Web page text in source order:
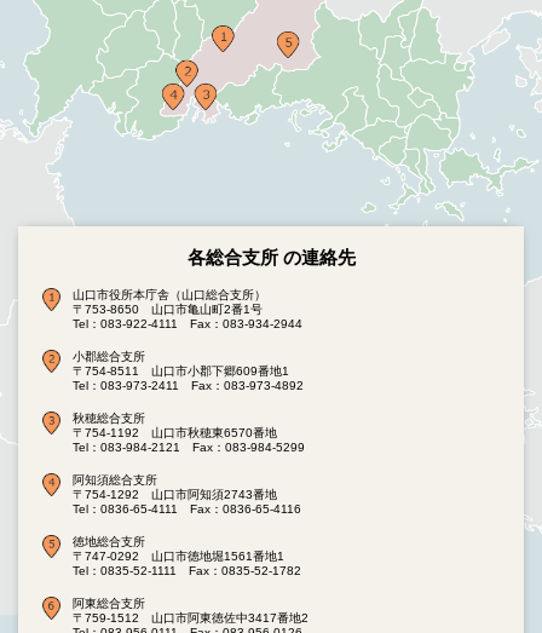
各総合支所 の連絡先
山口市役所本庁舎（山口総合支所）
〒753-8650 山口市亀山町2番1号
Tel：083-922-4111
Fax：083-934-2944
小郡総合支所
〒754-8511 山口市小郡下郷609番地1
Tel：083-973-2411
Fax：083-973-4892
秋穂総合支所
〒754-1192 山口市秋穂東6570番地
Tel：083-984-2121
Fax：083-984-5299
阿知須総合支所
〒754-1292 山口市阿知須2743番地
Tel：0836-65-4111
Fax：0836-65-4116
徳地総合支所
〒747-0292 山口市徳地堀1561番地1
Tel：0835-52-1111
Fax：0835-52-1782
阿東総合支所
〒759-1512 山口市阿東徳佐中3417番地2